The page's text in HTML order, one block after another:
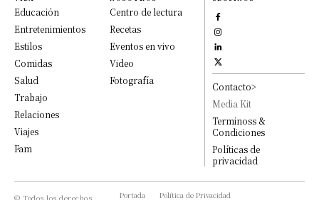
Educación
Entretenimientos
Estilos
Comidas
Salud
Trabajo
Relaciones
Viajes
Fam
Centro de lectura
Recetas
Eventos en vivo
Video
Fotografía
Contacto>
Media Kit
Terminoss &
Condiciones
Políticas de
privacidad
© Todos los derechos Portada Política de Privacidad